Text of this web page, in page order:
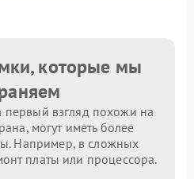
которые мы
взгляд похожи на
могут иметь более
Например, в сложных
платы или процессора.